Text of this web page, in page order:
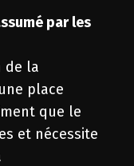
par les
de la
place
que le
et nécessite